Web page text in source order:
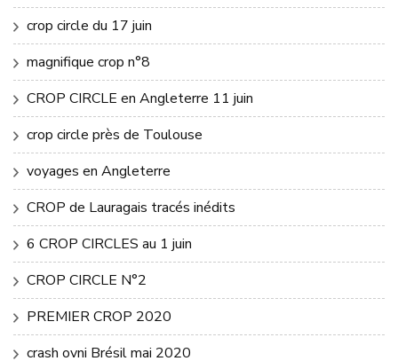
crop circle du 17 juin
magnifique crop n°8
CROP CIRCLE en Angleterre 11 juin
crop circle près de Toulouse
voyages en Angleterre
CROP de Lauragais tracés inédits
6 CROP CIRCLES au 1 juin
CROP CIRCLE N°2
PREMIER CROP 2020
crash ovni Brésil mai 2020